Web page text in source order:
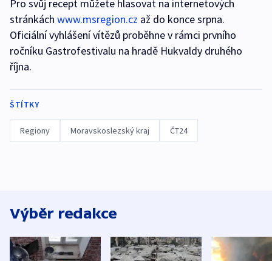
Pro svůj recept můžete hlasovat na internetových
stránkách www.msregion.cz až do konce srpna.
Oficiální vyhlášení vítězů proběhne v rámci prvního
ročníku Gastrofestivalu na hradě Hukvaldy druhého
října.
ŠTÍTKY
Regiony Moravskoslezský kraj ČT24
Výběr redakce